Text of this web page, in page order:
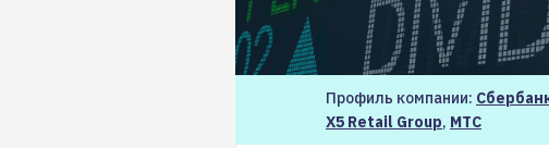
Профиль компании:
X5 Retail Group, МТС